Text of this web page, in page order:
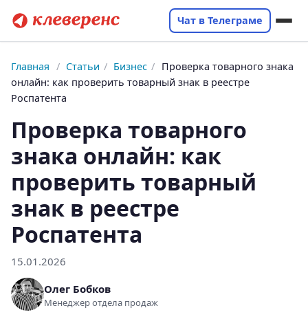
Чат в Телеграме
Главная / Статьи / Бизнес / Проверка товарного знака
онлайн: как проверить товарный знак в реестре
Роспатента
Проверка товарного
знака онлайн: как
проверить товарный
знак в реестре
Роспатента
15.01.2026
Олег Бобков
Менеджер отдела продаж